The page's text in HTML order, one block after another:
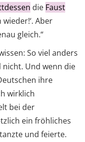
die Faust
Aber
gleich.“
So viel anders
Und wenn die
ihre
wirklich
bei der
ein fröhliches
und feierte.